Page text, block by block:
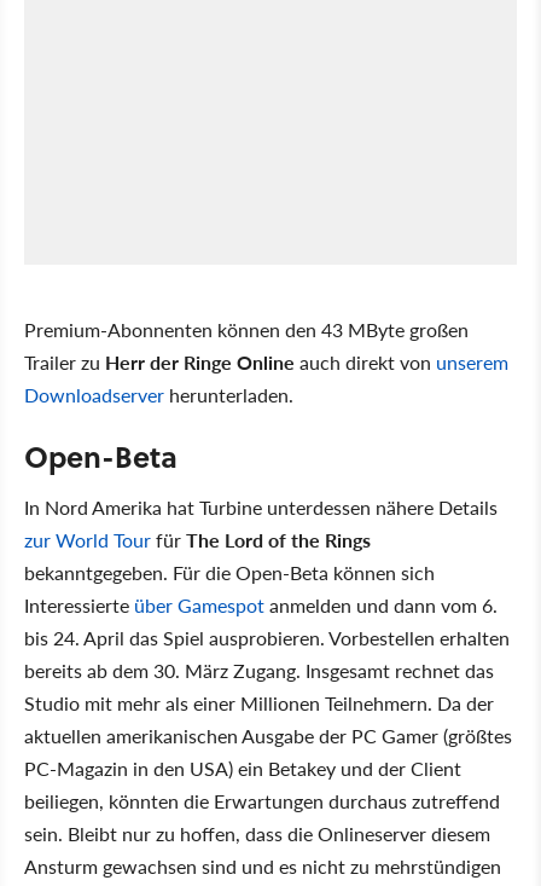
Premium-Abonnenten können den 43 MByte großen
Trailer zu Herr der Ringe Online auch direkt von unserem
Downloadserver herunterladen.
Open-Beta
In Nord Amerika hat Turbine unterdessen nähere Details
zur World TourfürThe Lord of the Rings
bekanntgegeben. Für die Open-Beta können sich
Interessierte über Gamespotanmelden und dann vom 6.
bis 24. April das Spiel ausprobieren. Vorbestellen erhalten
bereits ab dem 30. März Zugang. Insgesamt rechnet das
Studio mit mehr als einer Millionen Teilnehmern. Da der
aktuellen amerikanischen Ausgabe der PC Gamer (größtes
PC-Magazin in den USA) ein Betakey und der Client
beiliegen, könnten die Erwartungen durchaus zutreffend
sein. Bleibt nur zu hoffen, dass die Onlineserver diesem
Ansturm gewachsen sind und es nicht zu mehrstündigen